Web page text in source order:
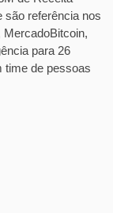
são referência nos
MercadoBitcoin,
para 26
time de pessoas